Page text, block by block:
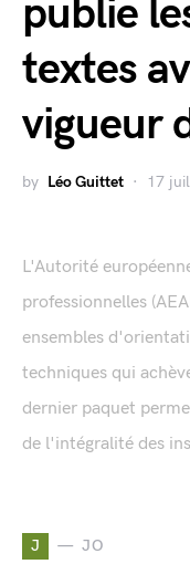
publie
textes
vigueur
by Léo Guittet 17
L'Autorité
professionnelles
ensembles
techniques qui
dernier paquet
de l'intégralité des
J JO